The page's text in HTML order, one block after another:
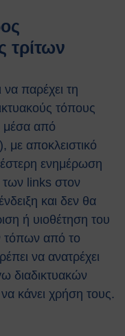
τρίτων
να παρέχει τη
τόπους
μέσα από
αποκλειστικό
ενημέρωση
links στον
και δεν θα
ή υιοθέτηση του
τόπων από το
να ανατρέχει
διαδικτυακών
κάνει χρήση τους.